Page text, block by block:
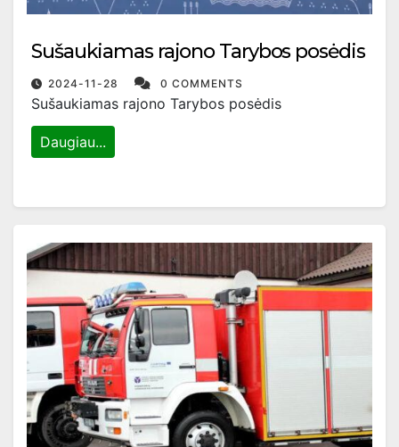
Sušaukiamas rajono Tarybos posėdis
2024-11-28 0 COMMENTS
Sušaukiamas rajono Tarybos posėdis
Daugiau...